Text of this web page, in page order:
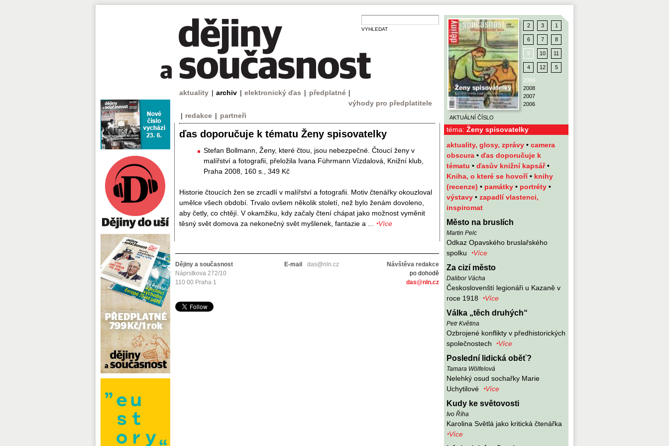
aktuality | archiv | elektronický ďas | předplatné |
výhody pro předplatitele
| redakce | partneři
VYHLEDAT
téma: Ženy spisovatelky
AKTUÁLNÍ ČÍSLO
2 3 1
6 7 8
9 10 11
4 12 5
2009
2008
2007
2006
aktuality, glosy, zprávy • camera
obscura • ďas doporučuje k
tématu • ďasův knižní kapsář•
Kniha, o které se hovoří• knihy
(recenze) • památky • portréty •
výstavy • zapadlí vlastenci,
inspiromat
Město na bruslích
Martin Pelc
Odkaz Opavského bruslařského
spolku
‣Více
Za cizí město
Dalibor Vácha
Českoslovenští legionáři u Kazaně v
roce 1918
‣Více
Válka „těch druhých“
Petr Květina
Ozbrojené konflikty v předhistorických
společnostech
‣Více
Poslední lidická oběť?
Tamara Wölfelová
Nelehký osud sochařky Marie
Uchytilové
‣Více
Kudy ke světovosti
Ivo Říha
Karolina Světlá jako kritická čtenářka
‣Více
ďas doporučuje k tématu Ženy spisovatelky
Stefan Bollmann, Ženy, které čtou, jsou nebezpečné. Čtoucí ženy v
malířství a fotografii, přeložila Ivana Führmann Vízdalová, Knižní klub,
Praha 2008, 160 s., 349 Kč
Historie čtoucích žen se zrcadlí v malířství a fotografii. Motiv čtenářky okouzloval
umělce všech období. Trvalo ovšem několik století, než bylo ženám dovoleno,
aby četly, co chtějí. V okamžiku, kdy začaly čtení chápat jako možnost vyměnit
těsný svět domova za nekonečný svět myšlenek, fantazie a ...
‣Více
Dějiny a současnost
Náprstkova 272/10
110 00 Praha 1
E-mail das@nln.cz
Návštěva redakce
po dohodě
das@nln.cz